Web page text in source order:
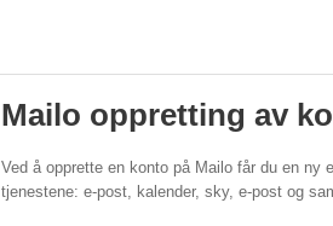
Mailo oppretting av
Ved å opprette en konto på Mailo får du en ny
tjenestene: e-post, kalender, sky, e-post og